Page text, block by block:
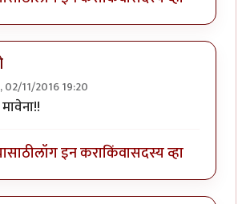
02/11/2016 19:20
लॉग इन कराकिंवासदस्य व्हा